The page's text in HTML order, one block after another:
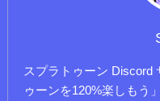
スプラトゥーン Discord
ゥーンを120%楽しもう